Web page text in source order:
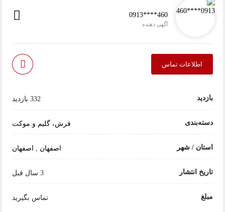
0913****460
آگهی دهنده
اطلاعات تماس
بازدید 332 بازدید
دسته‌بندی فرش، گلیم و موکت
استان / شهر اصفهان اصفهان
تاریخ انتشار 3 سال قبل
مبلغ تماس بگیرید